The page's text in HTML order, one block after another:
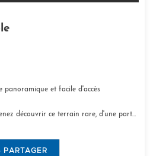
panoramique et facile d'accès
découvrir ce terrain rare, d'une part par son...
PARTAGER